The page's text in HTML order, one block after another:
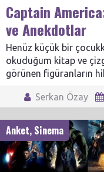
Captain
ve Anekdotlar
Henüz küçük bir
okuduğum kitap ve
görünen figüranların
Serkan Özay
Anket, Sinema